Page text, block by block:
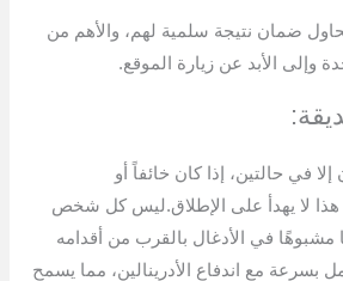
ضمان نتيجة سلمية لهم، والأهم من
وإلى الأبد عن زيارة الموقع.
إلا في حالتين، إذا كان خائفاً أو
هذا لا يهدأ على الإطلاق.ليس كل شخص
مشبوهًا في الأدغال بالقرب من أقدامه
بسرعة مع اندفاع الأدرينالين، مما يسمح